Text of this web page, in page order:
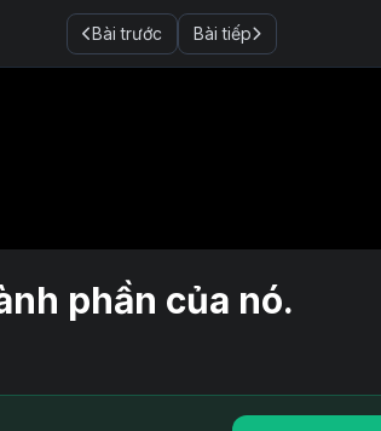
Bài trước Bài tiếp
phần của nó.